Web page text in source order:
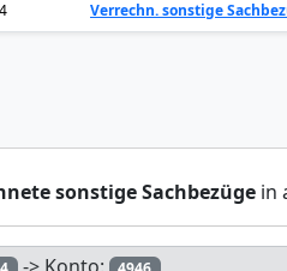
Verrechn. sonstige
sonstige Sachbezüge in